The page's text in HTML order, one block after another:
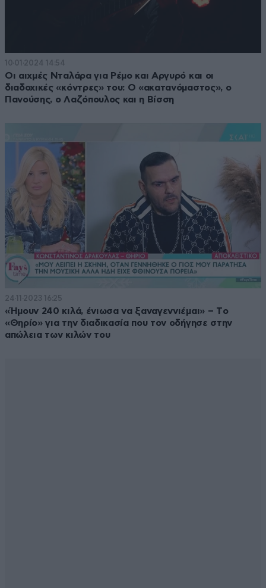
10·01·2024 14:54
Οι αιχμές Νταλάρα για Ρέμο και Αργυρό και οι
διαδοχικές «κόντρες» του: Ο «ακατανόμαστος», ο
Πανούσης, ο Λαζόπουλος και η Βίσση
24·11·2023 16:25
«Ήμουν 240 κιλά, ένιωσα να ξαναγεννιέμαι» – Tο
«Θηρίο» για την διαδικασία που τον οδήγησε στην
απώλεια των κιλών του